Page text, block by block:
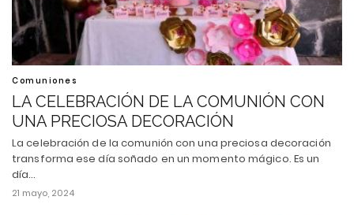
Comuniones
LA CELEBRACIÓN DE LA COMUNIÓN CON
UNA PRECIOSA DECORACIÓN
La celebración de la comunión con una preciosa decoración
transforma ese día soñado en un momento mágico. Es un
día…
21 mayo, 2024